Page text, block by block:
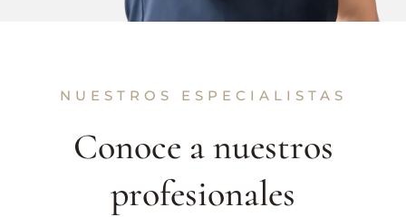
NUESTROS ESPECIALISTAS
Conoce a nuestros
profesionales